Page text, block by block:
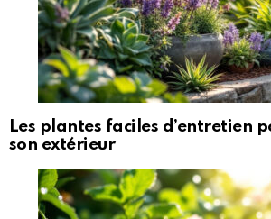
Les plantes faciles d’entretien
son extérieur